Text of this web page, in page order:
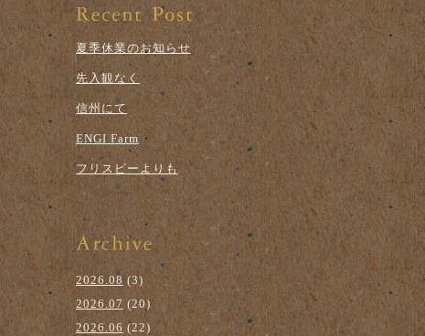
夏季休業のお知らせ
先入観なく
信州にて
ENGI Farm
フリスビーよりも
2026.08(3)
2026.07(20)
2026.06(22)